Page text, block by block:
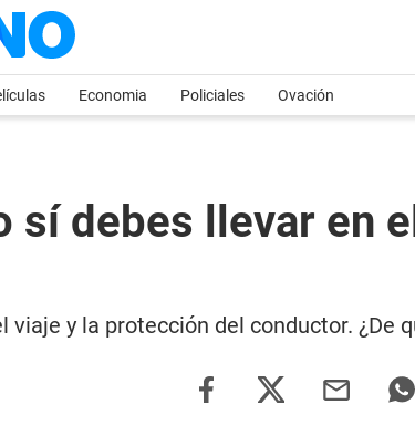
Economia Policiales Ovación
sí debes llevar en
y la protección del conductor. ¿De